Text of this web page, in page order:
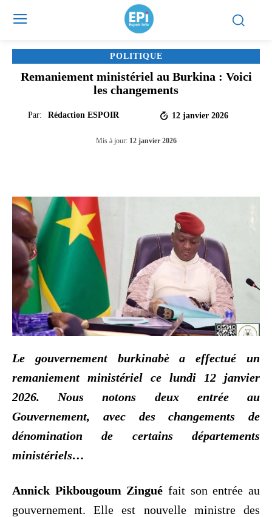
POLITIQUE
Remaniement ministériel au Burkina : Voici
les changements
Par: Rédaction ESPOIR 12 janvier 2026
Mis à jour: 12 janvier 2026
Le gouvernement burkinabè a effectué un
remaniement ministériel ce lundi 12 janvier
2026. Nous notons deux entrée au
Gouvernement, avec des changements de
dénomination de certains départements
ministériels…
Annick Pikbougoum Zingué fait son entrée au
gouvernement. Elle est nouvelle ministre des